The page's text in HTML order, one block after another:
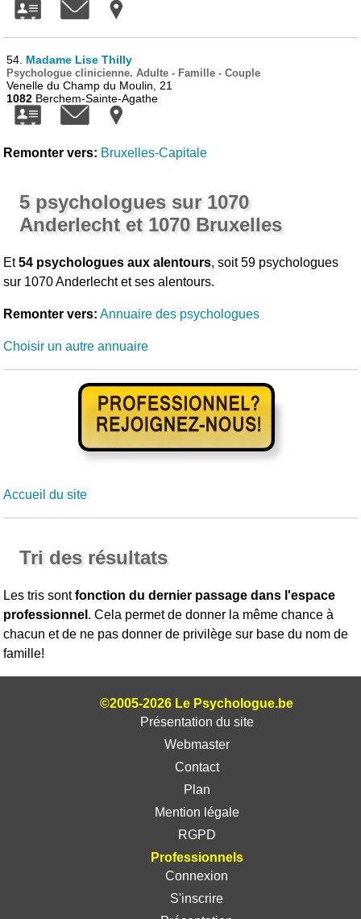
54. Madame Lise Thilly
Psychologue clinicienne. Adulte - Famille - Couple
Venelle du Champ du Moulin, 21
1082 Berchem-Sainte-Agathe
Remonter vers: Bruxelles-Capitale
5 psychologues sur 1070
Anderlecht et 1070 Bruxelles
Et54 psychologues aux alentours, soit 59 psychologues
sur 1070 Anderlecht et ses alentours.
Remonter vers: Annuaire des psychologues
Choisir un autre annuaire
Accueil du site
Tri des résultats
Les tris sontfonction du dernier passage dans l'espace
professionnel . Cela permet de donner la même chance à
chacun et de ne pas donner de privilège sur base du nom de
famille!
©2005-2026 Le Psychologue.be
Présentation du site
Webmaster
Contact
Plan
Mention légale
RGPD
Professionnels
Connexion
S'inscrire